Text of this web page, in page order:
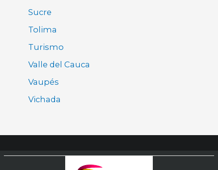
Sucre
Tolima
Turismo
Valle del Cauca
Vaupés
Vichada